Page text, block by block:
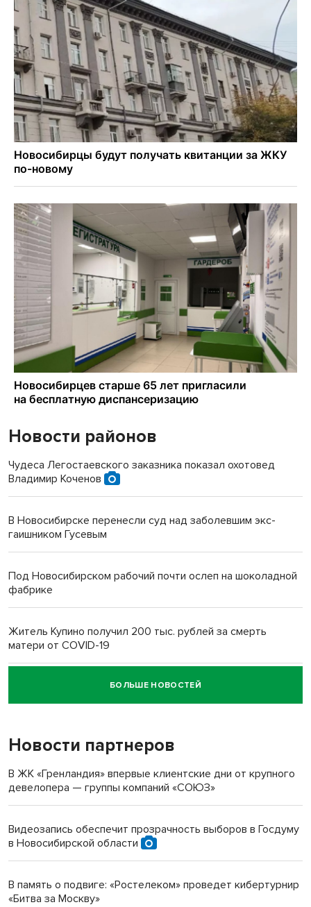
Новости районов
Чудеса Легостаевского заказника показал охотовед
Владимир Коченов
В Новосибирске перенесли суд над заболевшим экс-
гаишником Гусевым
Под Новосибирском рабочий почти ослеп на шоколадной
фабрике
Житель Купино получил 200 тыс. рублей за смерть
матери от COVID-19
Новосибирский суд наказал водителя за смерть
пенсионерки на вокзале
«Мы живём на пастбище!»: в новосибирском селе лошади
терроризируют жителей
Новосибирский преподаватель с женой вошли в топ-16
БОЛЬШЕ НОВОСТЕЙ
Новости партнеров
В ЖК «Гренландия» впервые клиентские дни от крупного
девелопера — группы компаний «СОЮЗ»
Видеозапись обеспечит прозрачность выборов в Госдуму
в Новосибирской области
В память о подвиге: «Ростелеком» проведет кибертурнир
«Битва за Москву»